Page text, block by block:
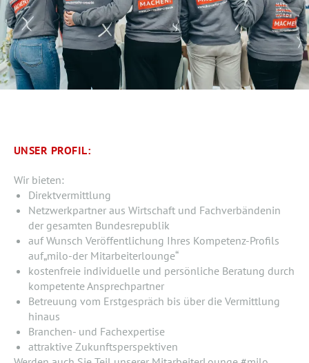
UNSER PROFIL:
Wir bieten:
Direktvermittlung
Netzwerkpartner aus Wirtschaft und Fachverbändenin
der gesamten Bundesrepublik
auf Wunsch Veröffentlichung Ihres Kompetenz-Profils
auf„milo-der Mitarbeiterlounge“
kostenfreie individuelle und persönliche Beratung durch
kompetente Ansprechpartner
Betreuung vom Erstgespräch bis über die Vermittlung
hinaus
Branchen- und Fachexpertise
attraktive Zukunftsperspektiven